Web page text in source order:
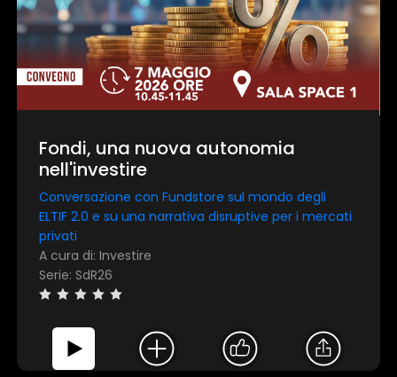
Fondi, una nuova autonomia
nell'investire
Conversazione con Fundstore sul mondo degli
ELTIF 2.0 e su una narrativa disruptive per i mercati
privati
A cura di: Investire
Serie: SdR26